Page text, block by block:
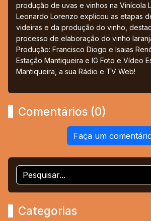
produção de uvas e vinhos na Vinícola
Leonardo Lorenzo explicou as etapas
videiras e da produção do vinho,
processo de elaboração do vinho
Produção: Francisco Diogo e Isaias
Estação Mantiqueira e IG Foto e Vídeo
Mantiqueira, a sua Rádio e TV Web!
Comentários (0)
Faça um
Categorias